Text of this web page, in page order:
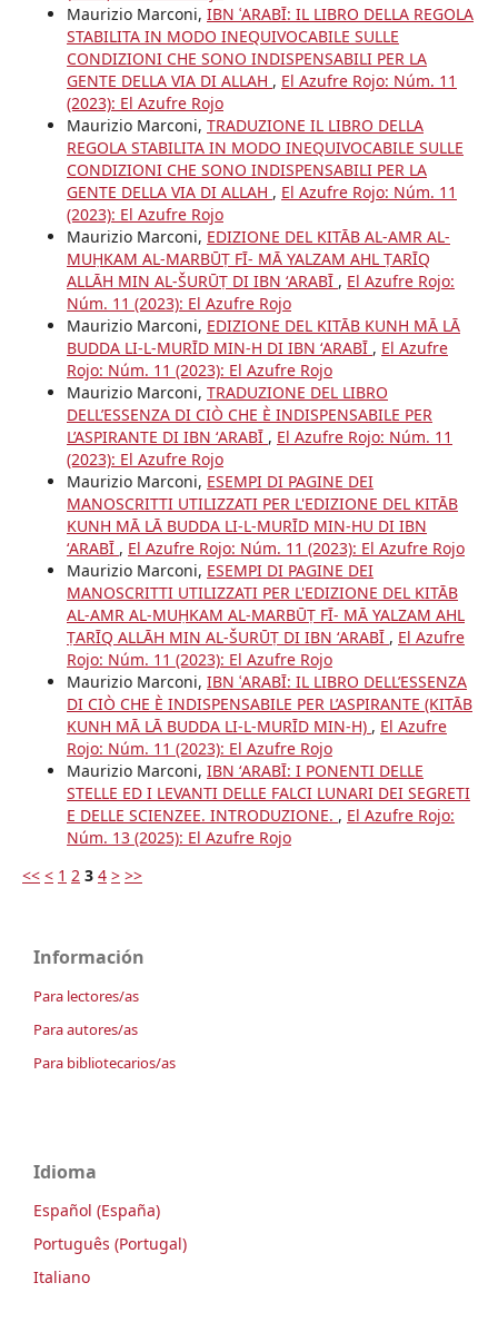
Maurizio Marconi, IBN ʿARABĪ: IL LIBRO DELLA REGOLA
STABILITA IN MODO INEQUIVOCABILE SULLE
CONDIZIONI CHE SONO INDISPENSABILI PER LA
GENTE DELLA VIA DI ALLAH , El Azufre Rojo: Núm. 11
(2023): El Azufre Rojo
Maurizio Marconi, TRADUZIONE IL LIBRO DELLA
REGOLA STABILITA IN MODO INEQUIVOCABILE SULLE
CONDIZIONI CHE SONO INDISPENSABILI PER LA
GENTE DELLA VIA DI ALLAH , El Azufre Rojo: Núm. 11
(2023): El Azufre Rojo
Maurizio Marconi, EDIZIONE DEL KITĀB AL-AMR AL-
MUḤKAM AL-MARBŪṬ FĪ- MĀ YALZAM AHL ṬARĪQ
ALLĀH MIN AL-ŠURŪṬ DI IBN ʻARABĪ , El Azufre Rojo:
Núm. 11 (2023): El Azufre Rojo
Maurizio Marconi, EDIZIONE DEL KITĀB KUNH MĀ LĀ
BUDDA LI-L-MURĪD MIN-H DI IBN ʻARABĪ , El Azufre
Rojo: Núm. 11 (2023): El Azufre Rojo
Maurizio Marconi, TRADUZIONE DEL LIBRO
DELL’ESSENZA DI CIÒ CHE È INDISPENSABILE PER
L’ASPIRANTE DI IBN ʻARABĪ , El Azufre Rojo: Núm. 11
(2023): El Azufre Rojo
Maurizio Marconi, ESEMPI DI PAGINE DEI
MANOSCRITTI UTILIZZATI PER L'EDIZIONE DEL KITĀB
KUNH MĀ LĀ BUDDA LI-L-MURĪD MIN-HU DI IBN
ʻARABĪ , El Azufre Rojo: Núm. 11 (2023): El Azufre Rojo
Maurizio Marconi, ESEMPI DI PAGINE DEI
MANOSCRITTI UTILIZZATI PER L'EDIZIONE DEL KITĀB
AL-AMR AL-MUḤKAM AL-MARBŪṬ FĪ- MĀ YALZAM AHL
ṬARĪQ ALLĀH MIN AL-ŠURŪṬ DI IBN ʻARABĪ , El Azufre
Rojo: Núm. 11 (2023): El Azufre Rojo
Maurizio Marconi, IBN ʿARABĪ: IL LIBRO DELL’ESSENZA
DI CIÒ CHE È INDISPENSABILE PER L’ASPIRANTE (KITĀB
KUNH MĀ LĀ BUDDA LI-L-MURĪD MIN-H) , El Azufre
Rojo: Núm. 11 (2023): El Azufre Rojo
Maurizio Marconi, IBN ʻARABĪ: I PONENTI DELLE
STELLE ED I LEVANTI DELLE FALCI LUNARI DEI SEGRETI
E DELLE SCIENZEE. INTRODUZIONE. , El Azufre Rojo:
Núm. 13 (2025): El Azufre Rojo
<< < 1 2 3 4 > >>
Información
Para lectores/as
Para autores/as
Para bibliotecarios/as
Idioma
Español (España)
Português (Portugal)
Italiano